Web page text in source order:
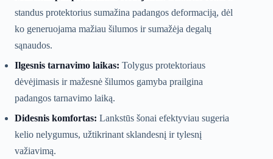
standus protektorius sumažina padangos deformaciją, dėl
ko generuojama mažiau šilumos ir sumažėja degalų
sąnaudos.
Ilgesnis tarnavimo laikas: Tolygus protektoriaus
dėvėjimasis ir mažesnė šilumos gamyba prailgina
padangos tarnavimo laiką.
Didesnis komfortas: Lankstūs šonai efektyviau sugeria
kelio nelygumus, užtikrinant sklandesnį ir tylesnį
važiavimą.